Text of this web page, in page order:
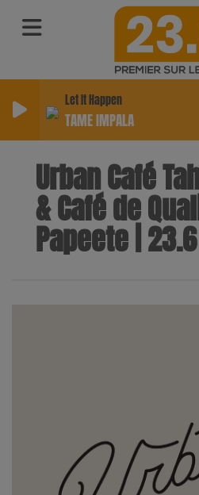
Let It Happen
TAME IMPALA
Urban Café
& Café de
Papeete |